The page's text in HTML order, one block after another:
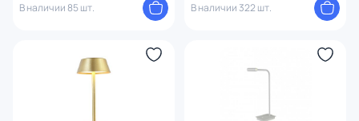
В наличии 85 шт.
В наличии 322 шт.
Комплектация